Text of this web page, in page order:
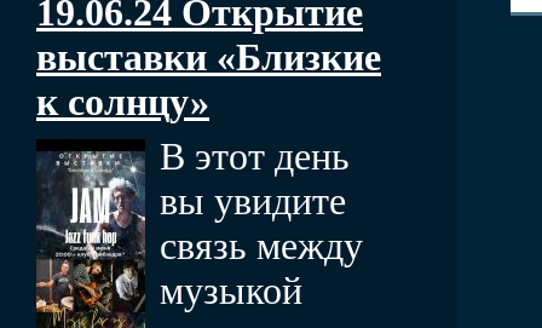
19.06.24 Открытие
выставки «Близкие
к солнцу»
В этот день
вы увидите
связь между
музыкой